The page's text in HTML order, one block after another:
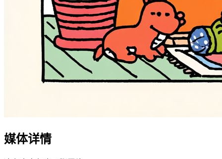
媒体详情